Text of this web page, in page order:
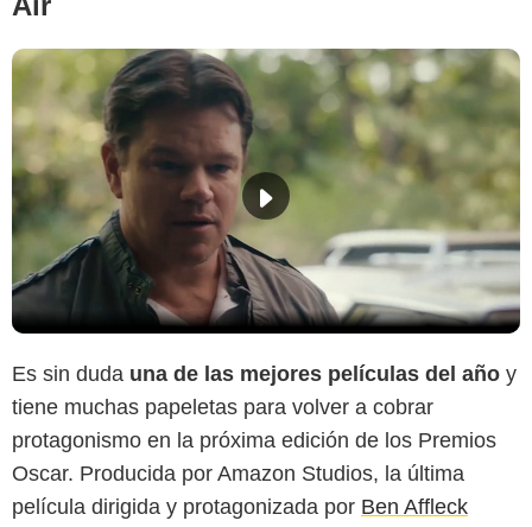
Es sin duda una de las mejores películas del año y
tiene muchas papeletas para volver a cobrar
protagonismo en la próxima edición de los Premios
Oscar. Producida por Amazon Studios, la última
película dirigida y protagonizada por Ben Affleck